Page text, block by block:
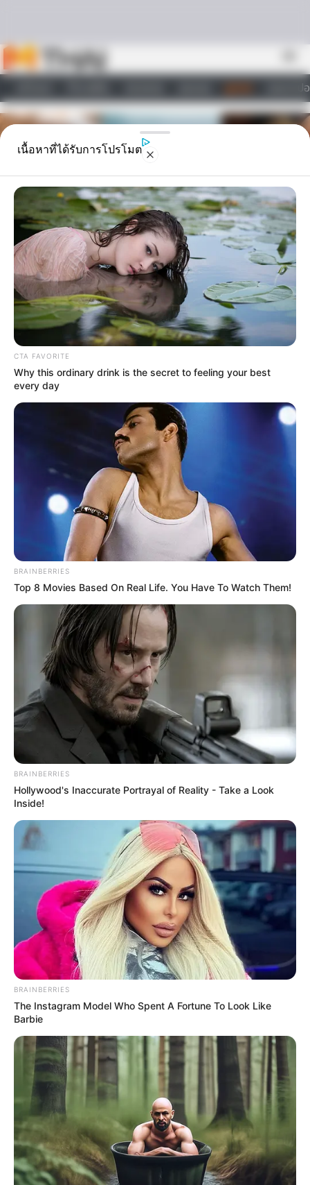
วอลเปเ
ไลฟ์สไตล์
ดูดวง
เคล็ดลับเสริมดวง วัน
พฤหัสบดี ที่ 16 กุมภาพันธ์
2566
เคล็ดลับเสริมดวง วันพฤหัสบดี ที่ 16 กุมภาพันธ์ 2566 การเสริมดวง
ควรหาโอกาสเสริมดวงด้วยการทำบุญกับสถานปฏิบัติธรรม จะเป็นการ
บริจาคทรัพย์ หรือชุดปฏิบัติธรรมก็ได้ หากเป็นการบริจาคเงินให้
ลงท้ายด้วย 5 บาท จะช่วยให้ชีวิตของท่านในวันนี้ราบรื่นขึ้น ไร้กังวล
ดูดวง/ เคล็ดลับเสริมดวง วันพฤหัสบดี ที่ 16 กุมภาพันธ์ 2566
|
16 ก.พ. 2023
แบ่งปัน
เคล็ดลับเสริมดวงตามวันเกิดประจำ
วันพฤหัสบดี ที่ 16 กุมภาพันธ์
คนเกิดวันจันทร์
การเสริมดวงควรหาโอกาสทำบุญบริจาคกับมูลนิธิ
ช่วยเหลือสัตว์จรจัด หรือให้อาหารกับสุนัขหรือแมว
จรจัด อานิสงส์จะช่วยให้ชีวิตไม่ติดขัด
คนเกิดวันอังคาร
เนื้อหาที่ได้รับการโปรโมต
CTA FAVORITE
Why this ordinary drink is the secret to feeling your best
every day
BRAINBERRIES
Top 8 Movies Based On Real Life. You Have To Watch Them!
BRAINBERRIES
Hollywood's Inaccurate Portrayal of Reality - Take a Look
Inside!
BRAINBERRIES
The Instagram Model Who Spent A Fortune To Look Like
Barbie